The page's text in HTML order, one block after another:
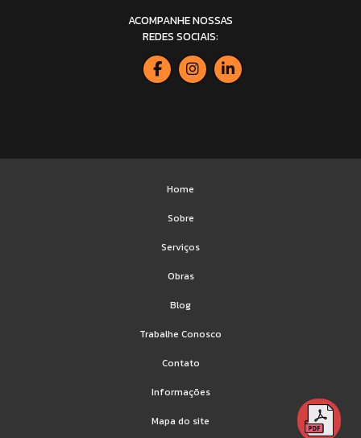
ACOMPANHE NOSSAS
REDES SOCIAIS:
Home
Sobre
Serviços
Obras
Blog
Trabalhe Conosco
Contato
Informações
Mapa do site